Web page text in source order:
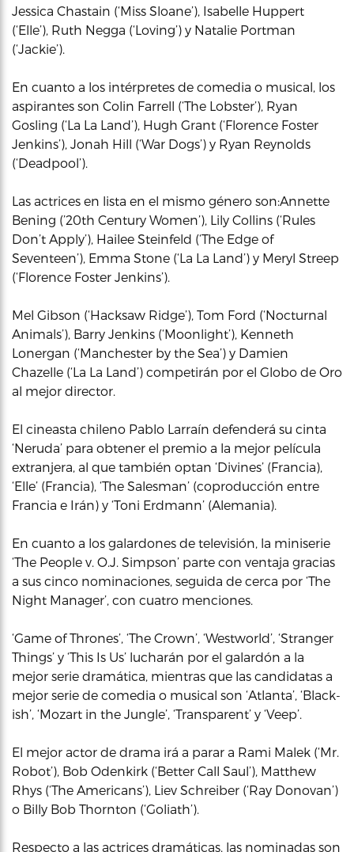
Jessica Chastain (‘Miss Sloane’), Isabelle Huppert
(‘Elle’), Ruth Negga (‘Loving’) y Natalie Portman
(‘Jackie’).
En cuanto a los intérpretes de comedia o musical, los
aspirantes son Colin Farrell (‘The Lobster’), Ryan
Gosling (‘La La Land’), Hugh Grant (‘Florence Foster
Jenkins’), Jonah Hill (‘War Dogs’) y Ryan Reynolds
(‘Deadpool’).
Las actrices en lista en el mismo género son:Annette
Bening (’20th Century Women’), Lily Collins (‘Rules
Don’t Apply’), Hailee Steinfeld (‘The Edge of
Seventeen’), Emma Stone (‘La La Land’) y Meryl Streep
(‘Florence Foster Jenkins’).
Mel Gibson (‘Hacksaw Ridge’), Tom Ford (‘Nocturnal
Animals’), Barry Jenkins (‘Moonlight’), Kenneth
Lonergan (‘Manchester by the Sea’) y Damien
Chazelle (‘La La Land’) competirán por el Globo de Oro
al mejor director.
El cineasta chileno Pablo Larraín defenderá su cinta
‘Neruda’ para obtener el premio a la mejor película
extranjera, al que también optan ‘Divines’ (Francia),
‘Elle’ (Francia), ‘The Salesman’ (coproducción entre
Francia e Irán) y ‘Toni Erdmann’ (Alemania).
En cuanto a los galardones de televisión, la miniserie
‘The People v. O.J. Simpson’ parte con ventaja gracias
a sus cinco nominaciones, seguida de cerca por ‘The
Night Manager’, con cuatro menciones.
‘Game of Thrones’, ‘The Crown’, ‘Westworld’, ‘Stranger
Things’ y ‘This Is Us’ lucharán por el galardón a la
mejor serie dramática, mientras que las candidatas a
mejor serie de comedia o musical son ‘Atlanta’, ‘Black-
ish’, ‘Mozart in the Jungle’, ‘Transparent’ y ‘Veep’.
El mejor actor de drama irá a parar a Rami Malek (‘Mr.
Robot’), Bob Odenkirk (‘Better Call Saul’), Matthew
Rhys (‘The Americans’), Liev Schreiber (‘Ray Donovan’)
o Billy Bob Thornton (‘Goliath’).
Respecto a las actrices dramáticas, las nominadas son